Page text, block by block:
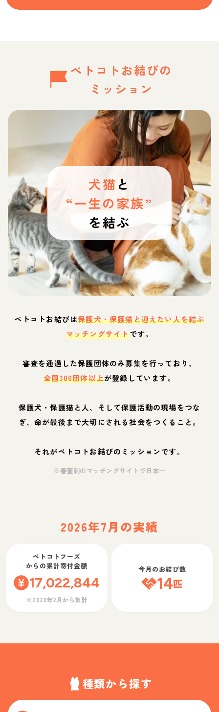
ペトコトお結びの
ミッション
犬猫 と
“一生の家族”
を結ぶ
ペトコトお結びは保護犬・保護猫と迎えたい人を結ぶ
マッチングサイトです。
審査を通過した保護団体のみ募集を行っており、
全国300団体以上が登録しています。
保護犬・保護猫と人、そして保護活動の現場をつな
ぎ、命が最後まで大切にされる社会をつくること。
それがペトコトお結びのミッションです。
※審査制のマッチングサイトで日本一
2026年7月の実績
ペトコトフーズ
からの累計寄付金額
17,022,844
※2020年2月から集計
今月のお結び数
14匹
種類から探す